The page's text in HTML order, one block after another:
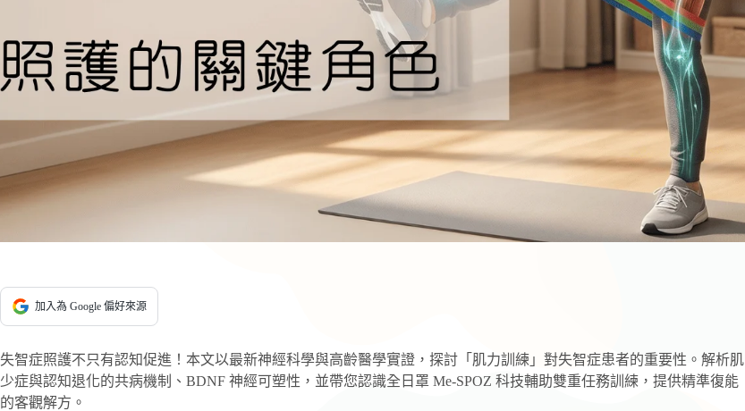
加入為 Google 偏好來源
失智症照護不只有認知促進！本文以最新神經科學與高齡醫學實證，探討「肌力訓練」對失智症患者的重要性。解析肌
少症與認知退化的共病機制、BDNF 神經可塑性，並帶您認識全日罩 Me-SPOZ 科技輔助雙重任務訓練，提供精準復能
的客觀解方。